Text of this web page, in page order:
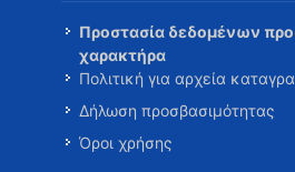
Προστασία δεδομένων
χαρακτήρα
Πολιτική για αρχεία
Δήλωση προσβασιμότητας
Όροι χρήσης